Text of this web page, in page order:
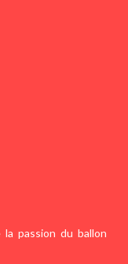
passion du ballon